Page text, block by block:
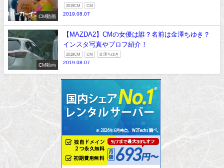
CM動画
2019CM CM
2019.08.07
CM動画
【MAZDA2】CMの女優は誰？名前は金澤ちゆき？
インスタ写真やプロフ紹介！
2019CM CM 金澤ちゆき
2019.08.07